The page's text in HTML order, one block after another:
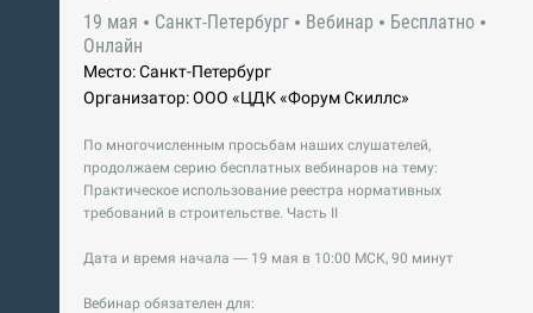
19 мая Санкт-Петербург Вебинар
Бесплатно
Онлайн
Место: Санкт-Петербург
Организатор: ООО «ЦДК «Форум Скиллс»
По многочисленным просьбам наших слушателей,
продолжаем серию бесплатных вебинаров на тему:
Практическое использование реестра нормативных
требований в строительстве. Часть II
Дата и время начала — 19 мая в 10:00 МСК, 90 минут
Вебинар обязателен для: